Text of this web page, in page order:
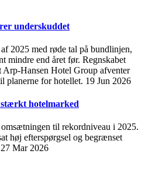
underskuddet
2025 med røde tal på bundlinjen,
mindre end året før. Regnskabet
Arp-Hansen Hotel Group afventer
planerne for hotellet. 19 Jun 2026
hotelmarked
til rekordniveau i 2025.
høj efterspørgsel og begrænset
27 Mar 2026